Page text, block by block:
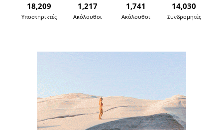
18,209
Υποστηρικτές
1,217
Ακόλουθοι
1,741
Ακόλουθοι
14,030
Συνδρομητές